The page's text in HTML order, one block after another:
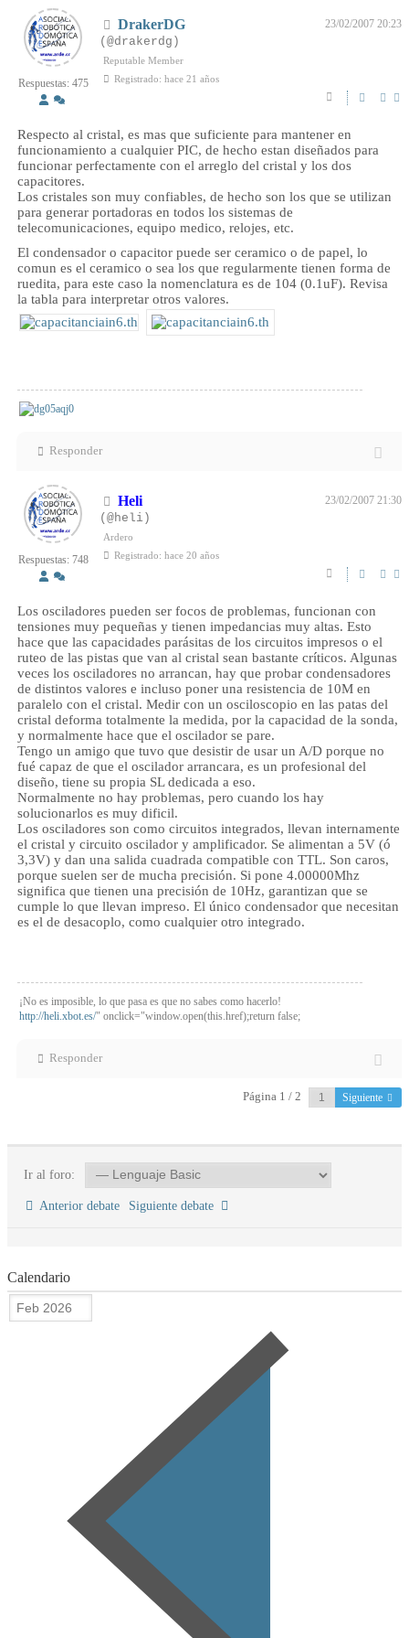
Respuestas: 475
DrakerDG 23/02/2007 20:23
(@drakerdg)
Reputable Member
Registrado: hace 21 años
Respecto al cristal, es mas que suficiente para mantener en
funcionamiento a cualquier PIC, de hecho estan diseñados para
funcionar perfectamente con el arreglo del cristal y los dos
capacitores.
Los cristales son muy confiables, de hecho son los que se utilizan
para generar portadoras en todos los sistemas de
telecomunicaciones, equipo medico, relojes, etc.
El condensador o capacitor puede ser ceramico o de papel, lo
comun es el ceramico o sea los que regularmente tienen forma de
ruedita, para este caso la nomenclatura es de 104 (0.1uF). Revisa
la tabla para interpretar otros valores.
Responder
Respuestas: 748
Heli 23/02/2007 21:30
(@heli)
Ardero
Registrado: hace 20 años
Los osciladores pueden ser focos de problemas, funcionan con
tensiones muy pequeñas y tienen impedancias muy altas. Esto
hace que las capacidades parásitas de los circuitos impresos o el
ruteo de las pistas que van al cristal sean bastante críticos. Algunas
veces los osciladores no arrancan, hay que probar condensadores
de distintos valores e incluso poner una resistencia de 10M en
paralelo con el cristal. Medir con un osciloscopio en las patas del
cristal deforma totalmente la medida, por la capacidad de la sonda,
y normalmente hace que el oscilador se pare.
Tengo un amigo que tuvo que desistir de usar un A/D porque no
fué capaz de que el oscilador arrancara, es un profesional del
diseño, tiene su propia SL dedicada a eso.
Normalmente no hay problemas, pero cuando los hay
solucionarlos es muy dificil.
Los osciladores son como circuitos integrados, llevan internamente
el cristal y circuito oscilador y amplificador. Se alimentan a 5V (ó
3,3V) y dan una salida cuadrada compatible con TTL. Son caros,
porque suelen ser de mucha precisión. Si pone 4.00000Mhz
significa que tienen una precisión de 10Hz, garantizan que se
cumple lo que llevan impreso. El único condensador que necesitan
es el de desacoplo, como cualquier otro integrado.
¡No es imposible, lo que pasa es que no sabes como hacerlo!
http://heli.xbot.es/" onclick="window.open(this.href);return false;
Responder
Página 1 / 2 Siguiente
Ir al foro:
Anterior debate Siguiente debate
Calendario